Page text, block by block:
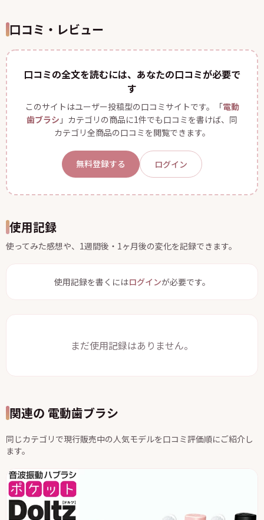
口コミ・レビュー
口コミの全文を読むには、あなたの口コミが必要で
す
このサイトはユーザー投稿型の口コミサイトです。「電動
歯ブラシ 」カテゴリの商品に1件でも口コミを書けば、同
カテゴリ全商品の口コミを閲覧できます。
無料登録する ログイン
使用記録
使ってみた感想や、1週間後・1ヶ月後の変化を記録できます。
使用記録を書くにはログインが必要です。
まだ使用記録はありません。
関連の 電動歯ブラシ
同じカテゴリで現行販売中の人気モデルを口コミ評価順にご紹介し
ます。